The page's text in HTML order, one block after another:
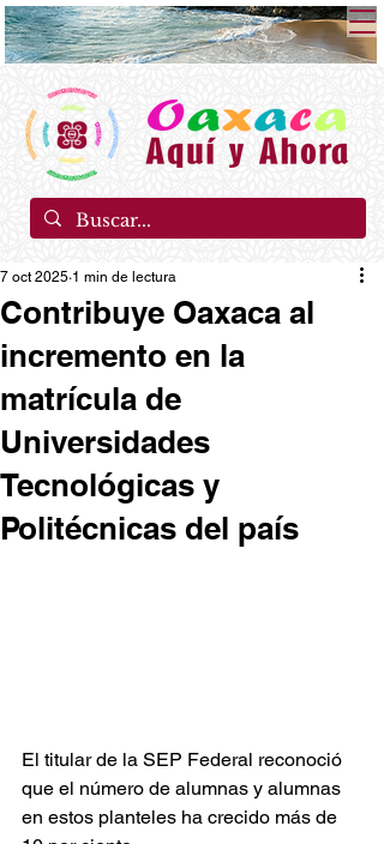
Contribuye Oaxaca al
incremento en la
matrícula de
Universidades
Tecnológicas y
Politécnicas del país
7 oct 2025 1 min de lectura
El titular de la SEP Federal reconoció
que el número de alumnas y alumnas
en estos planteles ha crecido más de